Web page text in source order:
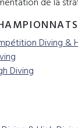
Diving &
Diving